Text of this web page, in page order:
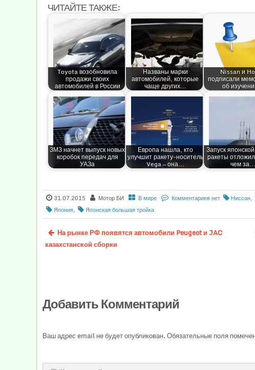
ЧИТАЙТЕ ТАКЖЕ:
Toyota возобновила
продажи своих
автомобилей в России
Названы марки
автомобилей, которые
чаще других…
Nissan и
подписали
об
ЗМЗ начнет выпуск новых
коробок передач для
УАЗа
Европа нашла, кто
улучшит ракету-носитель
Vega — она…
Запуск
ракеты
чем за…
31.07.2015 Мотор БИ В мире Комментариев нет Ниссан,
Япония, Японская большая тройка
На рынке РФ появятся автомобили Peugeot и JAC
казахстанской сборки
Добавить Комментарий
Ваш адрес email не будет опубликован.Обязательные поля